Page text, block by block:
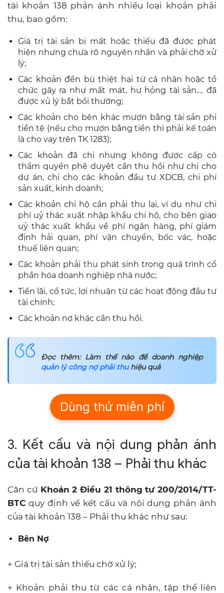
tài khoản 138 phản ánh nhiều loại khoản phải
thu, bao gồm:
Giá trị tài sản bị mất hoặc thiếu đã được phát
hiện nhưng chưa rõ nguyên nhân và phải chờ xử
lý;
Các khoản đền bù thiệt hại từ cá nhân hoặc tổ
chức gây ra như mất mát, hư hỏng tài sản…. đã
được xủ lý bắt bồi thường;
Các khoản cho bên khác mượn bằng tài sản phi
tiền tệ (nếu cho mượn bằng tiền thì phải kế toán
là cho vay trên TK 1283);
Các khoản đã chi nhưng không được cấp có
thẩm quyền phê duyệt cần thu hồi như chi cho
dự án, chi cho các khoản đầu tư XDCB, chi phí
sản xuất, kinh doanh;
Các khoản chi hộ cần phải thu lại, ví dụ như chi
phí uỷ thác xuất nhập khẩu chi hộ, cho bên giao
uỷ thác xuất khẩu về phí ngân hàng, phí giám
định hải quan, phí vận chuyển, bốc vác, hoặc
thuế liên quan;
Các khoản phải thu phát sinh trong quá trình cổ
phần hóa doanh nghiệp nhà nước;
Tiền lãi, cổ tức, lợi nhuận từ các hoạt động đầu tư
tài chính;
Các khoản nợ khác cần thu hồi.
Đọc thêm: Làm thế nào để doanh nghiệp
quản lý công nợ phải thuhiệu quả
Dùng thử miễn phí
3. Kết cấu và nội dung phản ánh
của tài khoản 138 – Phải thu khác
Căn cứ Khoản 2 Điều 21 thông tư 200/2014/TT-
BTC quy định về kết cấu và nội dung phản ánh
của tài khoản 138 – Phải thu khác như sau:
Bên Nợ
+ Giá trị tài sản thiếu chờ xử lý;
+ Khoản phải thu từ các cá nhân, tập thể liên